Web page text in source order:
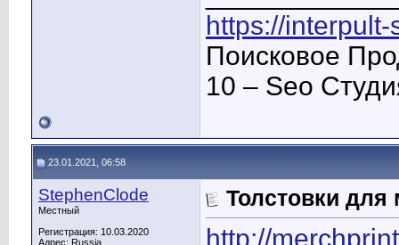
https://
Поисковое
10 – Seo
23.01.2021, 06:58
StephenClode
Местный
Регистрация: 10.03.2020
Адрес: Russia
Толстовки
http://